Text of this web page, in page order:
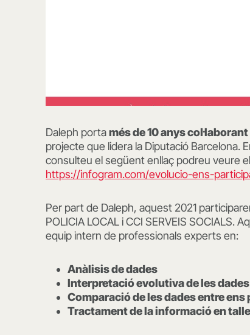
Daleph portamés de 10 anys
projecte que lidera la Diputació Barcelona.
consulteu el següent enllaç podreu veure
https://infogram.com/evolucio-ens-
Per part de Daleph, aquest 2021
POLICIA LOCAL i CCI SERVEIS
equip intern de professionals experts en:
Anàlisis de dades
Interpretació evolutiva de les dades
Comparació de les dades entre
Tractament de la informació en